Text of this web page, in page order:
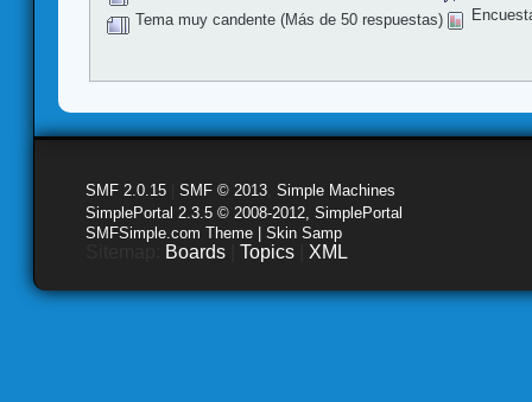
Tema muy candente (Más de 50 respuestas)
SMF 2.0.15 SMF © 2013 Simple Machines
SimplePortal 2.3.5 © 2008-2012, SimplePortal
SMFSimple.com Theme | Skin Samp
Boards Topics XML